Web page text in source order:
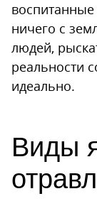
ничего с
людей,
реальности
идеально.
Виды